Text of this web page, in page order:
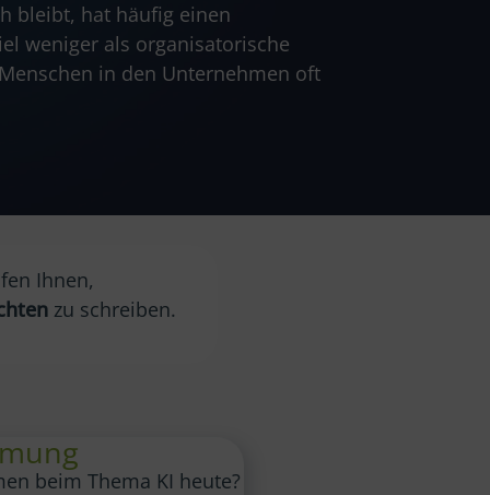
bleibt, hat häufig einen
weniger als organisatorische
in den Unternehmen oft
Ihnen,
zu schreiben.
beim Thema KI heute?